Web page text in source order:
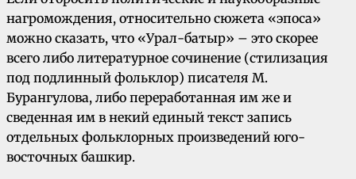
нагромождения, относительно сюжета «эпоса»
можно сказать, что «Урал-батыр» – это скорее
всего либо литературное сочинение (стилизация
под подлинный фольклор) писателя М.
Бурангулова, либо переработанная им же и
сведенная им в некий единый текст запись
отдельных фольклорных произведений юго-
восточных башкир.